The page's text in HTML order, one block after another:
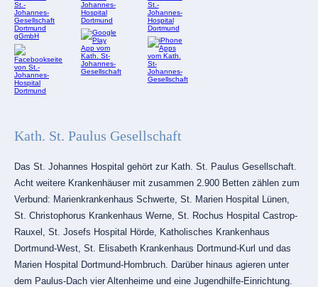
Kath. St. Paulus Gesellschaft
Das St. Johannes Hospital gehört zur Kath. St. Paulus Gesellschaft.
Acht weitere Krankenhäuser mit zusammen 2.900 Betten zählen zum
Verbund: Marienkrankenhaus Schwerte, St. Marien Hospital Lünen,
St. Christophorus Krankenhaus Werne, St. Rochus Hospital Castrop-
Rauxel, St. Josefs Hospital Hörde, Katholisches Krankenhaus
Dortmund-West, St. Elisabeth Krankenhaus Dortmund-Kurl und das
Marien Hospital Dortmund-Hombruch. Darüber hinaus agieren unter
dem Paulus-Dach vier Altenheime und eine Jugendhilfe-Einrichtung.